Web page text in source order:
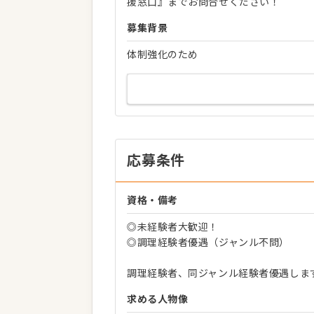
援窓口』までお問合せください！
募集背景
体制強化のため
応募条件
資格・備考
◎未経験者大歓迎！
◎調理経験者優遇（ジャンル不問）
調理経験者、同ジャンル経験者優遇しま
求める人物像